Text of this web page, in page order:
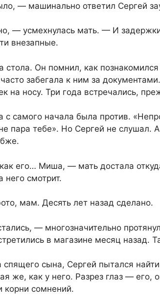
— машинально ответил Сергей
— усмехнулась мать. — И
внезапные.
стола. Он помнил, как
забегала к ним за
на носу. Три года встречались,
с самого начала была против.
пара тебе». Но Сергей не слушал.
его… Миша, — мать достала
него смотрит.
мам. Десять лет назад сделано.
— многозначительно
в магазине месяц назад.
сына, Сергей пытался
же, как у него. Разрез глаз — его,
корни сомнений.